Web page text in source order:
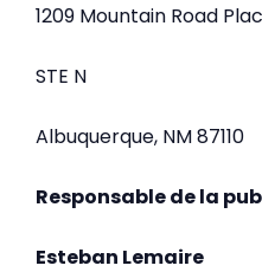
1209 Mountain Road
STE N
Albuquerque, NM 87110
Responsable de la
Esteban Lemaire